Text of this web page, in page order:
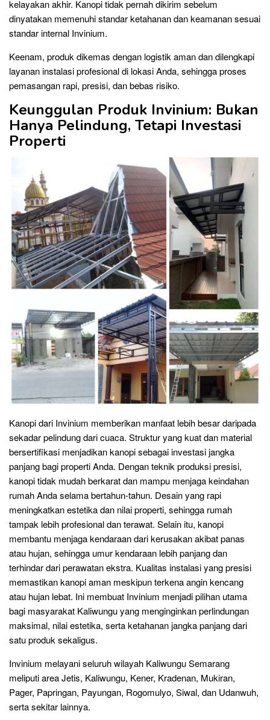
kelayakan akhir. Kanopi tidak pernah dikirim sebelum
dinyatakan memenuhi standar ketahanan dan keamanan sesuai
standar internal Invinium.
Keenam, produk dikemas dengan logistik aman dan dilengkapi
layanan instalasi profesional di lokasi Anda, sehingga proses
pemasangan rapi, presisi, dan bebas risiko.
Keunggulan Produk Invinium: Bukan
Hanya Pelindung, Tetapi Investasi
Properti
Kanopi dari Invinium memberikan manfaat lebih besar daripada
sekadar pelindung dari cuaca. Struktur yang kuat dan material
bersertifikasi menjadikan kanopi sebagai investasi jangka
panjang bagi properti Anda. Dengan teknik produksi presisi,
kanopi tidak mudah berkarat dan mampu menjaga keindahan
rumah Anda selama bertahun-tahun. Desain yang rapi
meningkatkan estetika dan nilai properti, sehingga rumah
tampak lebih profesional dan terawat. Selain itu, kanopi
membantu menjaga kendaraan dari kerusakan akibat panas
atau hujan, sehingga umur kendaraan lebih panjang dan
terhindar dari perawatan ekstra. Kualitas instalasi yang presisi
memastikan kanopi aman meskipun terkena angin kencang
atau hujan lebat. Ini membuat Invinium menjadi pilihan utama
bagi masyarakat Kaliwungu yang menginginkan perlindungan
maksimal, nilai estetika, serta ketahanan jangka panjang dari
satu produk sekaligus.
Invinium melayani seluruh wilayah Kaliwungu Semarang
meliputi area Jetis, Kaliwungu, Kener, Kradenan, Mukiran,
Pager, Papringan, Payungan, Rogomulyo, Siwal, dan Udanwuh,
serta sekitar lainnya.